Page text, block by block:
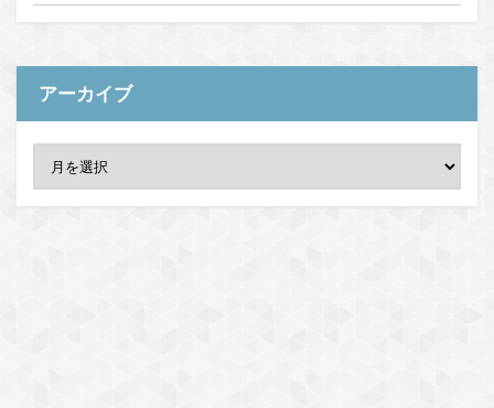
アーカイブ